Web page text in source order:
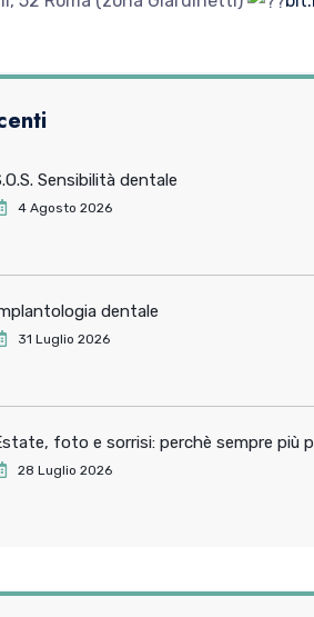
Sensibilità dentale
4 Agosto 2026
dentale
31 Luglio 2026
foto e sorrisi: perchè sempre più
28 Luglio 2026